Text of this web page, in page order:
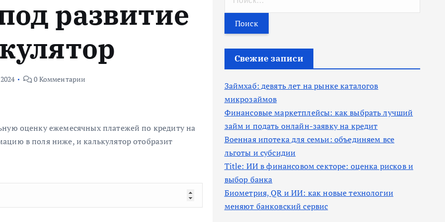
развитие
0 Комментарии
оценку ежемесячных платежей по кредиту на
в поля ниже, и калькулятор отобразит
т
и
Свежие записи
Займхаб: девять лет на рынке каталогов
микрозаймов
Финансовые маркетплейсы: как выбрать лучший
займ и подать онлайн-заявку на кредит
Военная ипотека для семьи: объединяем все
льготы и субсидии
Title: ИИ в финансовом секторе: оценка рисков и
выбор банка
Биометрия, QR и ИИ: как новые технологии
меняют банковский сервис